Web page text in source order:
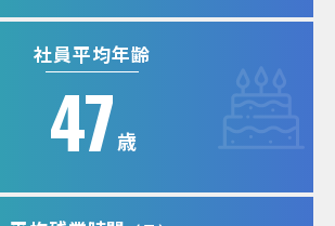
社員平均年齢
47歳